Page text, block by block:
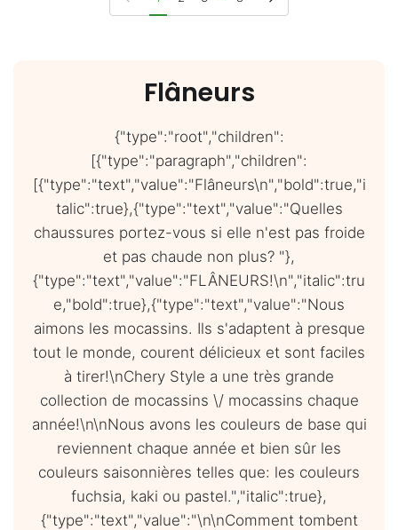
Flâneurs
{"type":"root","children":
[{"type":"paragraph","children":
[{"type":"text","value":"Flâneurs\n","bold":true,"i
talic":true},{"type":"text","value":"Quelles
chaussures portez-vous si elle n'est pas froide
et pas chaude non plus? "},
{"type":"text","value":"FLÂNEURS!\n","italic":tru
e,"bold":true},{"type":"text","value":"Nous
aimons les mocassins. Ils s'adaptent à presque
tout le monde, courent délicieux et sont faciles
à tirer!\nChery Style a une très grande
collection de mocassins \/ mocassins chaque
année!\n\nNous avons les couleurs de base qui
reviennent chaque année et bien sûr les
couleurs saisonnières telles que: les couleurs
fuchsia, kaki ou pastel.","italic":true},
{"type":"text","value":"\n\nComment tombent